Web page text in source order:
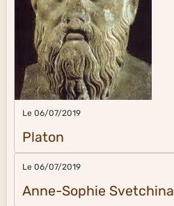
Le 06/07/2019
Platon
Le 06/07/2019
Anne-Sophie Svetchina